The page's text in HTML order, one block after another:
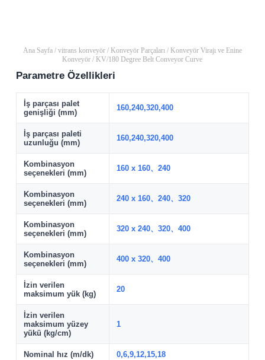
Ana Sayfa/ vitrans konveyör/ Konveyör Parçaları/ Konveyör Virajı ve Enine
Konveyör / KV/180 Degree Belt Conveyor Curve
Parametre Özellikleri
İş parçası palet
genişliği (mm)
160,240,320,400
İş parçası paleti
uzunluğu (mm)
160,240,320,400
Kombinasyon
seçenekleri (mm)
160 x 160、240
Kombinasyon
seçenekleri (mm)
240 x 160、240、320
Kombinasyon
seçenekleri (mm)
320 x 240、320、400
Kombinasyon
seçenekleri (mm)
400 x 320、400
İzin verilen
maksimum yük (kg)
20
İzin verilen
maksimum yüzey
yükü (kg/cm)
1
Nominal hız (m/dk) 0,6,9,12,15,18